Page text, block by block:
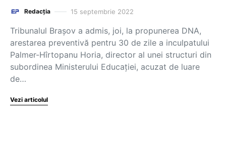
Redacția 15 septembrie 2022
Tribunalul Brașov a admis, joi, la propunerea DNA,
arestarea preventivă pentru 30 de zile a inculpatului
Palmer-Hîrtopanu Horia, director al unei structuri din
subordinea Ministerului Educației, acuzat de luare
de…
Vezi articolul